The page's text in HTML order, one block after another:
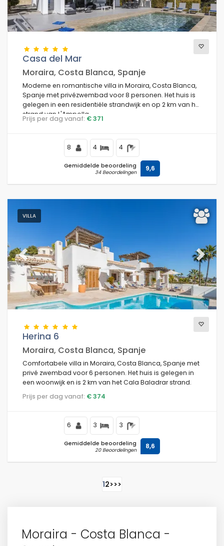
Casa del Mar
Moraira, Costa Blanca, Spanje
Moderne en romantische villa in Moraira, Costa Blanca,
Spanje met privézwembad voor 8 personen. Het huis is
gelegen in een residentiële strandwijk en op 2 km van het
strand van L'Ampolla.
Prijs per dag vanaf: € 371
8 4 4
Gemiddelde beoordeling
34 Beoordelingen 9,6
VILLA
Previous Next
Herina 6
Moraira, Costa Blanca, Spanje
Comfortabele villa in Moraira, Costa Blanca, Spanje met
privé zwembad voor 6 personen. Het huis is gelegen in
een woonwijk en is 2 km van het Cala Baladrar strand.
Prijs per dag vanaf: € 374
6 3 3
Gemiddelde beoordeling
20 Beoordelingen 8,6
12>>>
Moraira - Costa Blanca -